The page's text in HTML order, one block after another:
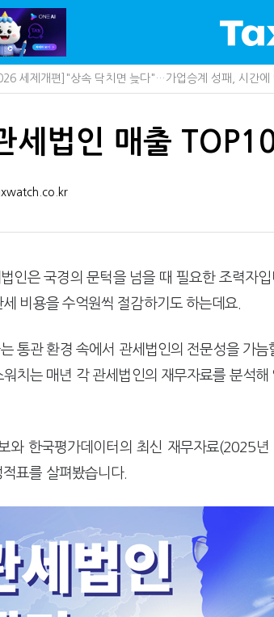
세제개편]종부세는 집값, 가업상속은 기술…납세자가
세제개편]10년 실거주도 불안…1주택자 세 부담 어떻
터뷰]중앙정부 돈으로만 못 산다…지자체도 '경영'의 시대
상 승계까지 막을까"…전문가가 본 가업상속공제 개편 우
시대 끝...세무플랫폼 사업모델 흔들린다"
법인 HKL, 조사·재산세 전문가 임종수 세무사 영입
무플랫폼 문제 해결될 것"…세무사회 진단, 왜
·증여세 조사, 이제 코인거래소까지 샅샅이 본다
래 보유보다 오래 살아야"…1주택 세금 '실거주' 중심으로
년 넘게 7급은 문제"...인사로 답한 임광현 국세청장
세제개편]"상속 닥치면 늦다"…가업승계 성패, 시간에
세법인 매출
인은 국경의 문턱을 넘을 때 필요한 조력자
비용을 수억원씩 절감하기도 하는데요.
통관 환경 속에서 관세법인의 전문성을 가늠
치는 매년 각 관세법인의 재무자료를 분석
와 한국평가데이터의 최신 재무자료(2025
표를 살펴봤습니다.